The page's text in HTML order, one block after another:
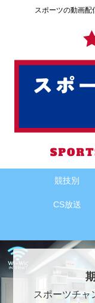
スポーツの動画配
競技別
CS放送
スポーツチャ